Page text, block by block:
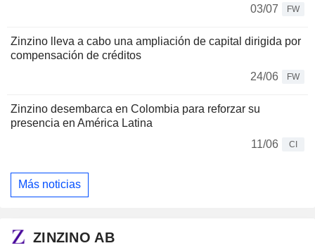
03/07
FW
Zinzino lleva a cabo una ampliación de capital dirigida por
compensación de créditos
24/06
FW
Zinzino desembarca en Colombia para reforzar su
presencia en América Latina
11/06
CI
Más noticias
ZINZINO AB